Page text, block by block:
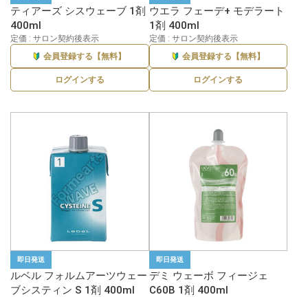
ティアーズ シスウェーブ 1剤
400ml
定価 : サロン契約後表示
会員登録する【無料】
ログインする
ウエラ フェーデ+ モデラート
1剤 400ml
定価 : サロン契約後表示
会員登録する【無料】
ログインする
即日発送
ルベル フォルムアーツウェー
ブシスティン S 1剤 400ml
即日発送
デミ ウェーボ フィージェ
C60B 1剤 400ml